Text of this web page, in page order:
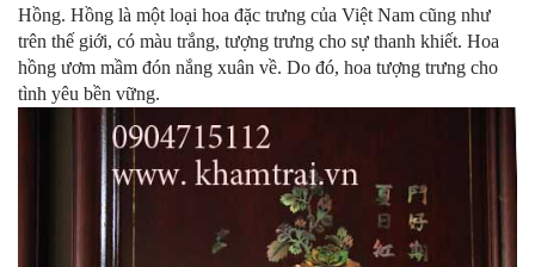
Hồng. Hồng là một loại hoa đặc trưng của Việt Nam cũng như
trên thế giới, có màu trắng, tượng trưng cho sự thanh khiết. Hoa
hồng ươm mầm đón nắng xuân về. Do đó, hoa tượng trưng cho
tình yêu bền vững.